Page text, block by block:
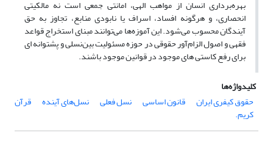
بهره‌برداری انسان از مواهب الهی، امانتی جمعی است نه مالکیتی
انحصاری، و هرگونه افساد، اسراف یا نابودی منابع، تجاوز به حق
آیندگان محسوب می‌شود. این آموزه‌ها می‌توانند مبنای استخراج قواعد
فقهی و اصول الزام‌آور حقوقی در حوزه مسئولیت بین‌نسلی و پشتوانه ای
برای رفع کاستی های موجود در قوانین موجود باشند.
کلیدواژه‌ها
حقوق کیفری ایران
قانون اساسی نسل فعلی نسل‌های آینده قرآن
کریم.